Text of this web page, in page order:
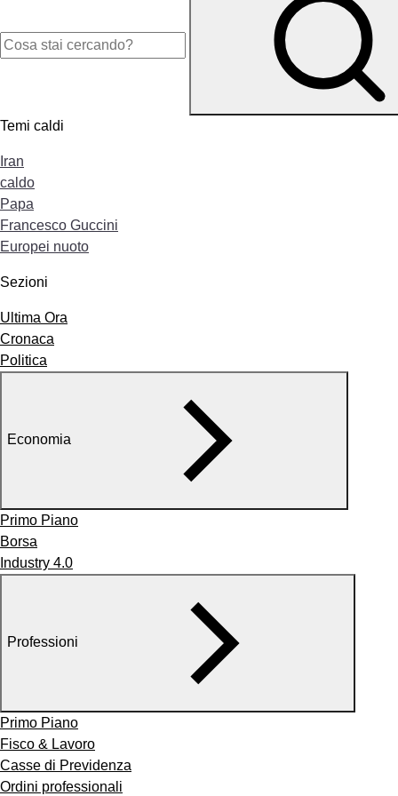
Temi caldi
Iran
caldo
Papa
Francesco Guccini
Europei nuoto
Sezioni
Ultima Ora
Cronaca
Politica
Economia
Primo Piano
Borsa
Industry 4.0
Professioni
Primo Piano
Fisco & Lavoro
Casse di Previdenza
Ordini professionali